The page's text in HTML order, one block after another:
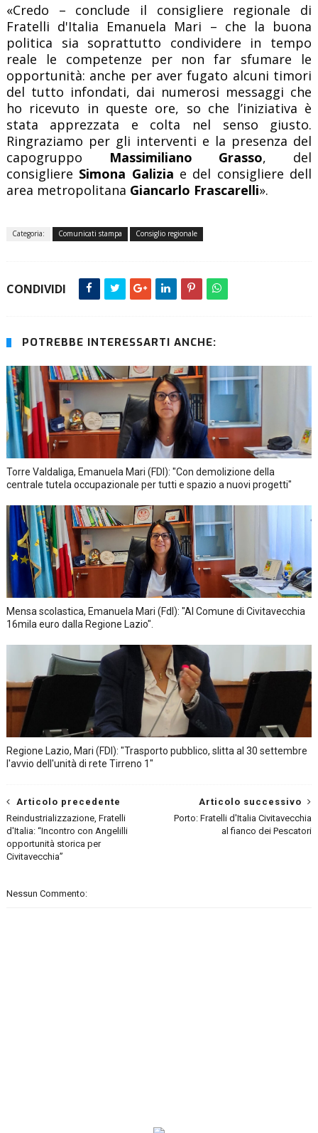
«Credo – conclude il consigliere regionale di
Fratelli d'Italia Emanuela Mari – che la buona
politica sia soprattutto condividere in tempo
reale le competenze per non far sfumare le
opportunità: anche per aver fugato alcuni timori
del tutto infondati, dai numerosi messaggi che
ho ricevuto in queste ore, so che l’iniziativa è
stata apprezzata e colta nel senso giusto.
Ringraziamo per gli interventi e la presenza del
capogruppo Massimiliano Grasso, del
consigliere Simona Galizia e del consigliere dell
area metropolitana Giancarlo Frascarelli».
Categoria: Comunicati stampa Consiglio regionale
CONDIVIDI
POTREBBE INTERESSARTI ANCHE:
Torre Valdaliga, Emanuela Mari (FDI): "Con demolizione della
centrale tutela occupazionale per tutti e spazio a nuovi progetti"
Mensa scolastica, Emanuela Mari (FdI): "Al Comune di Civitavecchia
16mila euro dalla Regione Lazio".
Regione Lazio, Mari (FDI): "Trasporto pubblico, slitta al 30 settembre
l'avvio dell'unità di rete Tirreno 1"
Articolo successivo
Porto: Fratelli d'Italia Civitavecchia
al fianco dei Pescatori
Articolo precedente
Reindustrializzazione, Fratelli
d'Italia: “Incontro con Angelilli
opportunità storica per
Civitavecchia”
Nessun Commento: